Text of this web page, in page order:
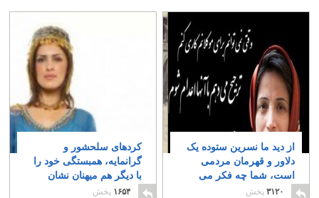
از دید ما نسرین ستوده یک
دلاور و قهرمان مردمی
است، شما چه فکر می
کنید؟
۱۶ ۳۱۲۰ پخش
کردهای سلحشور و
گرانمایه، همبستگی خود را
با دیگر هم میهنان نشان
دادند
۴۱ ۱۶۵۴ پخش